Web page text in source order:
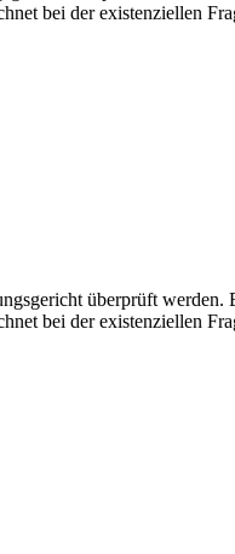
bei der existenziellen
überprüft werden.
bei der existenziellen